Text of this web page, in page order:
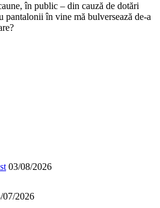
în public – din cauză de dotări
pantalonii în vine mă bulversează de-a
03/08/2026
07/2026